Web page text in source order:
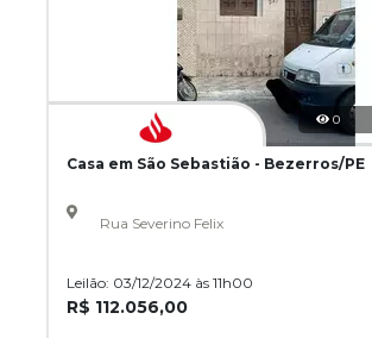
0
Casa em São Sebastião - Bezerros/PE
Rua Severino Felix
Leilão: 03/12/2024 às 11h00
R$ 112.056,00